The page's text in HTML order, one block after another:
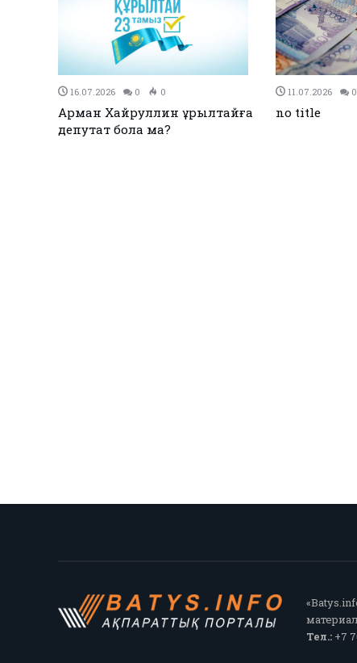
27.12.2023 0 0
Қызылқоғада әлем және Азия
чемпиондары марапатталды
26.12.2023 0
ЕЭО одағы
Тел.:+7